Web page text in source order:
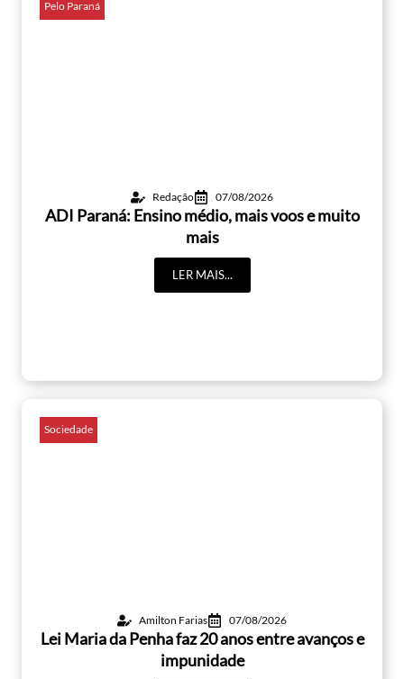
Pelo Paraná
Redação 07/08/2026
ADI Paraná: Ensino médio, mais voos e muito
mais
LER MAIS...
Sociedade
Amilton Farias 07/08/2026
Lei Maria da Penha faz 20 anos entre avanços e
impunidade